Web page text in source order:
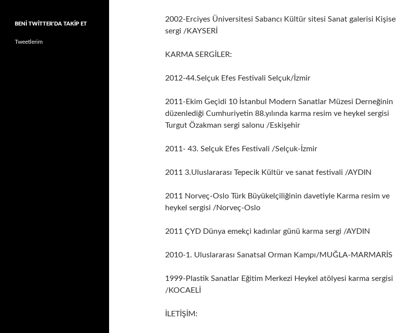
2002-Erciyes Üniversitesi Sabancı Kültür sitesi Sanat galerisi Kişisel
sergi /KAYSERİ
KARMA SERGİLER:
2012-44.Selçuk Efes Festivali Selçuk/İzmir
2011-Ekim Geçidi 10 İstanbul Modern Sanatlar Müzesi Derneğinin
düzenlediği Cumhuriyetin 88.yılında karma resim ve heykel sergisi
Turgut Özakman sergi salonu /Eskişehir
2011- 43. Selçuk Efes Festivali /Selçuk-İzmir
2011 3.Uluslararası Tepecik Kültür ve sanat festivali /AYDIN
2011 Norveç-Oslo Türk Büyükelçiliğinin davetiyle Karma resim ve
heykel sergisi /Norveç-Oslo
2011 ÇYD Dünya emekçi kadınlar günü karma sergi /AYDIN
2010-1. Uluslararası Sanatsal Orman Kampı/MUĞLA-MARMARİS
1999-Plastik Sanatlar Eğitim Merkezi Heykel atölyesi karma sergisi
/KOCAELİ
İLETİŞİM:
BENI TWITTER’DA TAKIP ET
Tweetlerim